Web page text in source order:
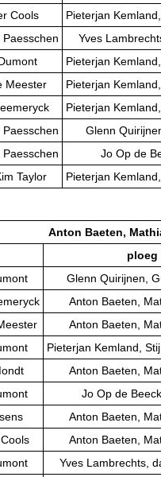
Cools
Pieterjan
Yves
Pieterjan
Meester
Pieterjan
Pieterjan
Glenn
Jo Op de
Taylor Pieterjan
Anton Baeten,
ploeg
Glenn Quirijnen,
Anton Baeten,
Anton Baeten,
Pieterjan Kemland,
Anton Baeten,
Jo Op de
Anton Baeten,
Anton Baeten,
Yves Lambrechts,